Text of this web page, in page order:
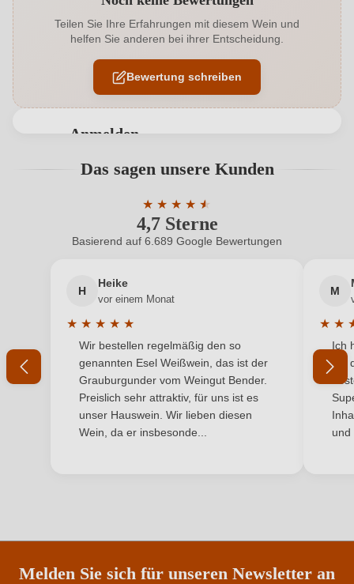
Alkoholgehalt in % 13,5 %
Allergene Enthält Sulfite
Ausbau Edelstahltank
Jahrgang 2022
Land Italien
Puglia| Salice Salentino
Region
Teilen Sie Ihre Erfahrungen mit diesem Wein und
helfen Sie anderen bei ihrer Entscheidung.
Bewertung schreiben
Anmelden
Benutzern abgegeben werden. Bitte loggen Sie sich
Neuer Kunde? Neuer Kunde?
Ihre E-Mail-Adresse
Ihr Passwort
Ich habe mein Passwort vergessen
Das sagen unsere Kunden
4,7 Sterne
★ ★ ★ ★ ★
★
Durchschnittliche Bewertung von 4.7
Basierend auf 6.689 Google Bewertungen
H
Heike
vor einem Monat
★ ★ ★ ★ ★
Durchschnittliche Bewertung von 5 von 5 Sternen
Wir bestellen regelmäßig den so
genannten Esel Weißwein, das ist der
Grauburgunder vom Weingut Bender.
Preislich sehr attraktiv, für uns ist es
unser Hauswein. Wir lieben diesen
Wein, da er insbesonde...
M
★ ★
Ich
mit
und
Melden Sie sich für unseren Newsletter an